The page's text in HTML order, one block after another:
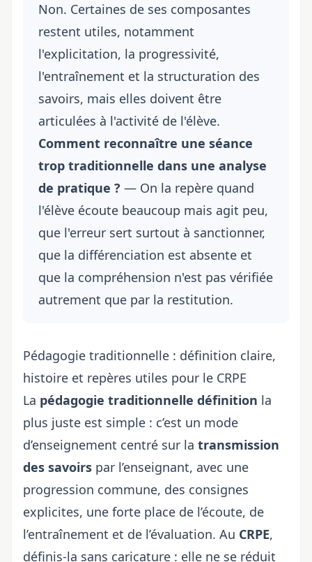
Non. Certaines de ses composantes
restent utiles, notamment
l'explicitation, la progressivité,
l'entraînement et la structuration des
savoirs, mais elles doivent être
articulées à l'activité de l'élève.
Comment reconnaître une séance
trop traditionnelle dans une analyse
de pratique ? — On la repère quand
l'élève écoute beaucoup mais agit peu,
que l'erreur sert surtout à sanctionner,
que la différenciation est absente et
que la compréhension n'est pas vérifiée
autrement que par la restitution.
Pédagogie traditionnelle : définition claire,
histoire et repères utiles pour le CRPE
La pédagogie traditionnelle définition la
plus juste est simple : c’est un mode
d’enseignement centré sur la transmission
des savoirs par l’enseignant, avec une
progression commune, des consignes
explicites, une forte place de l’écoute, de
l’entraînement et de l’évaluation. Au CRPE,
définis-la sans caricature : elle ne se réduit